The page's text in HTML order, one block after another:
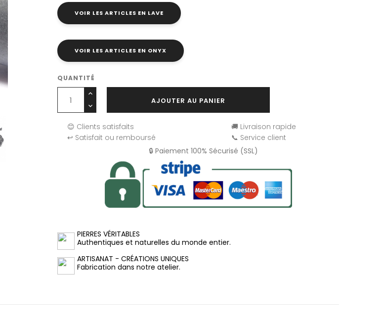
VOIR LES ARTICLES EN LAVE
VOIR LES ARTICLES EN ONYX
QUANTITÉ
AJOUTER AU PANIER
😊 Clients satisfaits
🚚 Livraison rapide
↩️ Satisfait ou remboursé
📞 Service client
🔒 Paiement 100% Sécurisé (SSL)
PIERRES VÉRITABLES
Authentiques et naturelles du monde entier.
ARTISANAT - CRÉATIONS UNIQUES
Fabrication dans notre atelier.